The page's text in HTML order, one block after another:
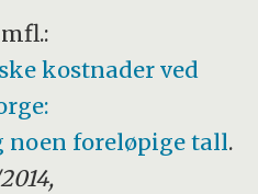
kostnader ved
foreløpige tall.